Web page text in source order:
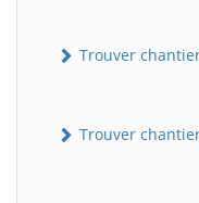
Trouver
Trouver